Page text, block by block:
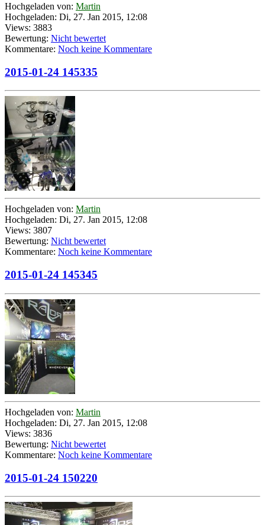
Hochgeladen von: Martin
Hochgeladen: Di, 27. Jan 2015, 12:08
Views: 3883
Bewertung: Nicht bewertet
Kommentare: Noch keine Kommentare
2015-01-24 145335
Hochgeladen von: Martin
Hochgeladen: Di, 27. Jan 2015, 12:08
Views: 3807
Bewertung: Nicht bewertet
Kommentare: Noch keine Kommentare
2015-01-24 145345
Hochgeladen von: Martin
Hochgeladen: Di, 27. Jan 2015, 12:08
Views: 3836
Bewertung: Nicht bewertet
Kommentare: Noch keine Kommentare
2015-01-24 150220